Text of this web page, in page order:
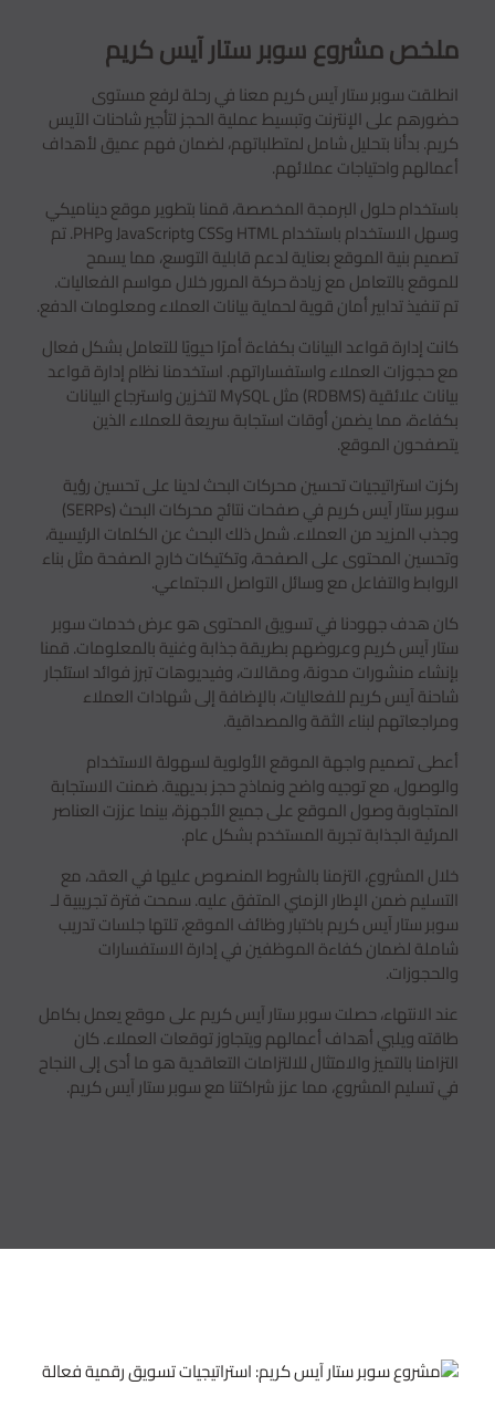
ملخص مشروع سوبر ستار آيس كريم
انطلقت سوبر ستار آيس كريم معنا في رحلة لرفع مستوى
حضورهم على الإنترنت وتبسيط عملية الحجز لتأجير شاحنات الآيس
كريم. بدأنا بتحليل شامل لمتطلباتهم، لضمان فهم عميق لأهداف
أعمالهم واحتياجات عملائهم.
باستخدام حلول البرمجة المخصصة، قمنا بتطوير موقع ديناميكي
وسهل الاستخدام باستخدام HTML وCSS وJavaScript وPHP. تم
تصميم بنية الموقع بعناية لدعم قابلية التوسع، مما يسمح
للموقع بالتعامل مع زيادة حركة المرور خلال مواسم الفعاليات.
تم تنفيذ تدابير أمان قوية لحماية بيانات العملاء ومعلومات الدفع.
كانت إدارة قواعد البيانات بكفاءة أمرًا حيويًا للتعامل بشكل فعال
مع حجوزات العملاء واستفساراتهم. استخدمنا نظام إدارة قواعد
بيانات علائقية (RDBMS) مثل MySQL لتخزين واسترجاع البيانات
بكفاءة، مما يضمن أوقات استجابة سريعة للعملاء الذين
يتصفحون الموقع.
ركزت استراتيجيات تحسين محركات البحث لدينا على تحسين رؤية
سوبر ستار آيس كريم في صفحات نتائج محركات البحث (SERPs)
وجذب المزيد من العملاء. شمل ذلك البحث عن الكلمات الرئيسية،
وتحسين المحتوى على الصفحة، وتكتيكات خارج الصفحة مثل بناء
الروابط والتفاعل مع وسائل التواصل الاجتماعي.
كان هدف جهودنا في تسويق المحتوى هو عرض خدمات سوبر
ستار آيس كريم وعروضهم بطريقة جذابة وغنية بالمعلومات. قمنا
بإنشاء منشورات مدونة، ومقالات، وفيديوهات تبرز فوائد استئجار
شاحنة آيس كريم للفعاليات، بالإضافة إلى شهادات العملاء
ومراجعاتهم لبناء الثقة والمصداقية.
أعطى تصميم واجهة الموقع الأولوية لسهولة الاستخدام
والوصول، مع توجيه واضح ونماذج حجز بديهية. ضمنت الاستجابة
المتجاوبة وصول الموقع على جميع الأجهزة، بينما عززت العناصر
المرئية الجذابة تجربة المستخدم بشكل عام.
خلال المشروع، التزمنا بالشروط المنصوص عليها في العقد، مع
التسليم ضمن الإطار الزمني المتفق عليه. سمحت فترة تجريبية لـ
سوبر ستار آيس كريم باختبار وظائف الموقع، تلتها جلسات تدريب
شاملة لضمان كفاءة الموظفين في إدارة الاستفسارات
والحجوزات.
عند الانتهاء، حصلت سوبر ستار آيس كريم على موقع يعمل بكامل
طاقته ويلبي أهداف أعمالهم ويتجاوز توقعات العملاء. كان
التزامنا بالتميز والامتثال للالتزامات التعاقدية هو ما أدى إلى النجاح
في تسليم المشروع، مما عزز شراكتنا مع سوبر ستار آيس كريم.